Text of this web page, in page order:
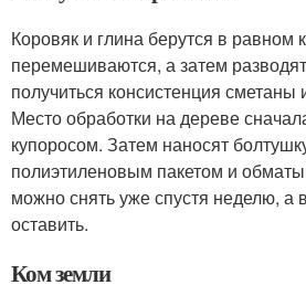
Коровяк и глина берутся в равном
перемешиваются, а затем
получиться консистенция сметаны
Место обработки на дереве
купоросом. Затем наносят
полиэтиленовым пакетом и
можно снять уже спустя неделю, а
оставить.
Ком земли